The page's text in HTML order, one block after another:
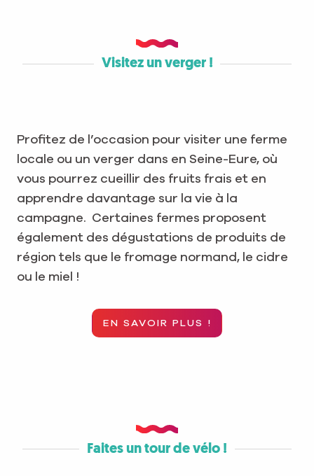
Visitez un verger !
Profitez de l’occasion pour visiter une ferme
locale ou un verger dans en Seine-Eure, où
vous pourrez cueillir des fruits frais et en
apprendre davantage sur la vie à la
campagne. Certaines fermes proposent
également des dégustations de produits de
région tels que le fromage normand, le cidre
ou le miel !
EN SAVOIR PLUS !
Faites un tour de vélo !